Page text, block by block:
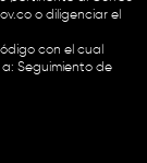
o diligenciar el
con el cual
Seguimiento de